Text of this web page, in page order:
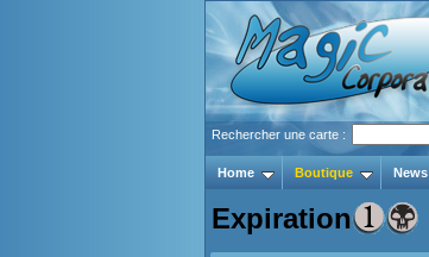
Rechercher une carte :
Home Boutique News
Expiration